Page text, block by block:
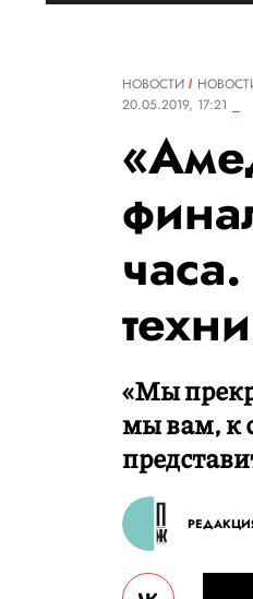
НОВОСТИ
20.05.2019, 17:21
«Мы
мы вам, к